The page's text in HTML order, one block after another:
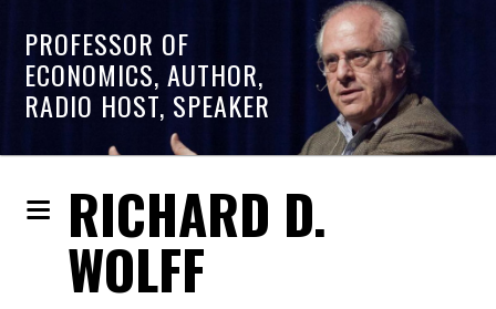
PROFESSOR OF
ECONOMICS, AUTHOR,
RADIO HOST, SPEAKER
RICHARD D.
WOLFF